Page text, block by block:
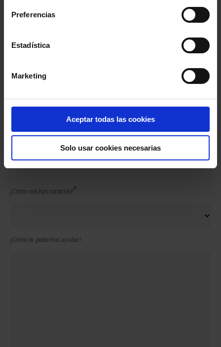
Preferencias
Estadística
Marketing
Aceptar todas las cookies
Solo usar cookies necesarias
¿Cómo nos has conocido?
¿Cómo te podemos ayudar?